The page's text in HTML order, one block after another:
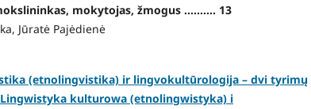
mokytojas, žmogus .......... 13
Jūratė Pajėdienė
(etnolingvistika) ir lingvokultūrologija – dvi tyrimų
kulturowa (etnolingwistyka) i